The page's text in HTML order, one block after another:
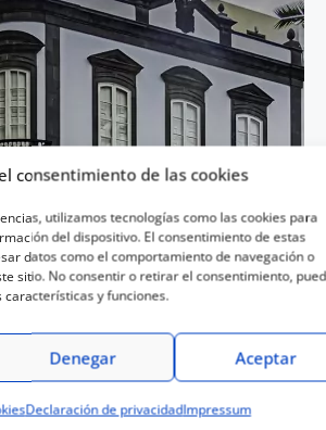
consentimiento de las cookies
utilizamos tecnologías como las cookies para
del dispositivo. El consentimiento de estas
datos como el comportamiento de navegación o
sitio. No consentir o retirar el consentimiento,
y funciones.
Aceptar
Denegar
Declaración de privacidadImpressum